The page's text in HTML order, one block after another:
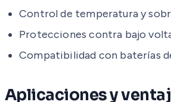
Control de temperatura y
Protecciones contra bajo
Compatibilidad con baterías
Aplicaciones y